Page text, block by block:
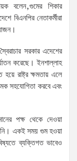
বলেন,গুমের শিকার
বিএনপির নেতাকর্মীরা
সরকার এদেশের
করেছে। ইনশাল্লাহ
হয়ে রাষ্ট্র ক্ষমতায় এলে
সহযোগিতা করবে এবং
পক্ষ থেকে দেওয়া
একই সময় গুম হওয়া
ব্যক্তিগত ভাবেও